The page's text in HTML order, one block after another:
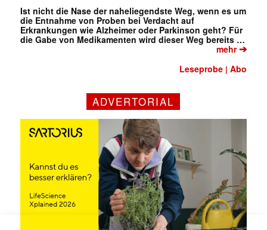
Mit dem |transkript-Newsletter
jede Woche aktuell informiert.
E-
Ist nicht die Nase der naheliegendste Weg, wenn es um
die Entnahme von Proben bei Verdacht auf
Erkrankungen wie Alzheimer oder Parkinson geht? Für
die Gabe von Medikamenten wird dieser Weg bereits …
mehr➔
Leseprobe |Abo
ADVERTORIAL